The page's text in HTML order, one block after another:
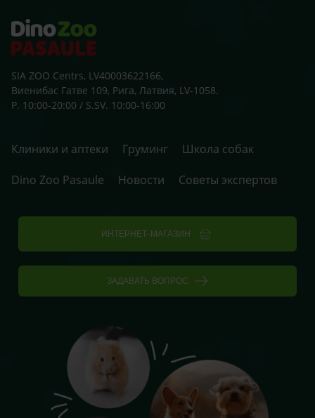
SIA ZOO Centrs, LV40003622166,
Виенибас Гатве 109, Рига, Латвия, LV-1058.
P. 10:00-20:00 / S.SV. 10:00-16:00
Клиники и аптеки Груминг
Школа собак
Dino Zoo Pasaule
Новости Советы экспертов
ИНТЕРНЕТ-МАГАЗИН
ЗАДАВАТЬ ВОПРОС